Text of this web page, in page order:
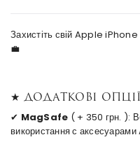
Захистіть свій Apple iPhone
💼
★ Додаткові
✔ MagSafe ( + 350 грн. ):
використання с